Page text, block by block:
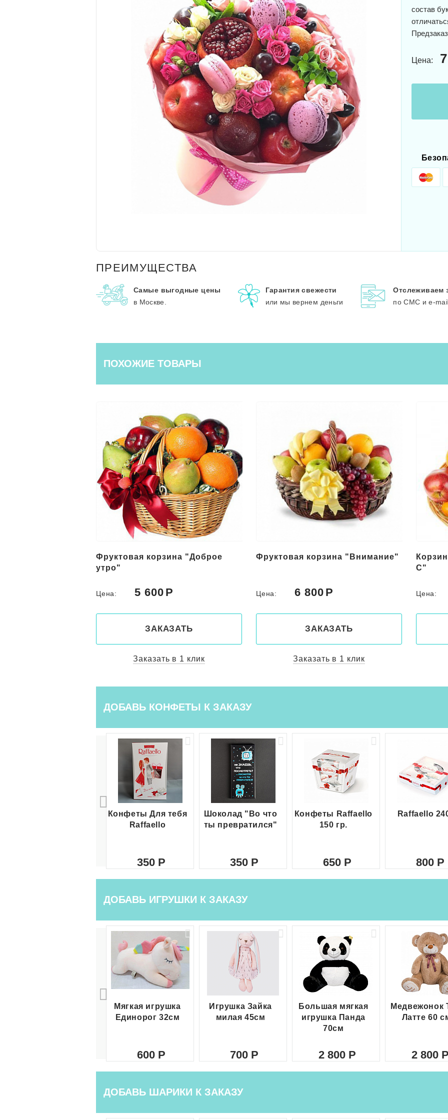
состав
Цена:
ПРЕИМУЩЕСТВА
Самые выгодные цены
в Москве.
Гарантия свежести
или мы вернем деньги
Отслеживаем
по СМС и e-
ПОХОЖИЕ ТОВАРЫ
Фруктовая корзина "Внимание"
Цена: 6 800
ЗАКАЗАТЬ
Заказать в 1 клик
Корзина с фруктами "Витамин
Цена: 5 700
ЗАКАЗАТЬ
Заказать в 1 клик
Цена:
ДОБАВЬ КОНФЕТЫ К ЗАКАЗУ
Конфеты Для тебя
Raffaello
350
Шоколад "Во что
ты превратился"
350
Конфеты Raffaello
150 гр.
650
Raffaello
800
ДОБАВЬ ИГРУШКИ К ЗАКАЗУ
Мягкая игрушка
Единорог 32см
600
Игрушка Зайка
милая 45см
700
Большая мягкая
игрушка Панда
70см
2 800
Медвежонок
Латте 60
2 800
ДОБАВЬ ШАРИКИ К ЗАКАЗУ